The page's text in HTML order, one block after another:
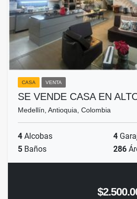
CASA VENTA
SE VENDE CASA EN
Medellín, Antioquia, Colombia
4 Alcobas 4
5 Baños 286